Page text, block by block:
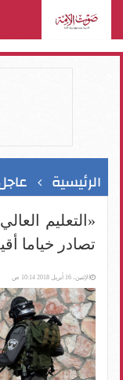
الرئيسية
«التعليم
تصادر خياما
الإثنين، 16 أبريل 2018 10:14 ص